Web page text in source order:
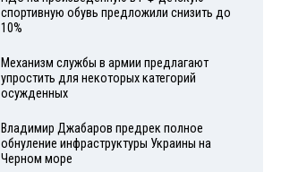
спортивную обувь предложили снизить до
10%
Механизм службы в армии предлагают
упростить для некоторых категорий
осужденных
Владимир Джабаров предрек полное
обнуление инфраструктуры Украины на
Черном море